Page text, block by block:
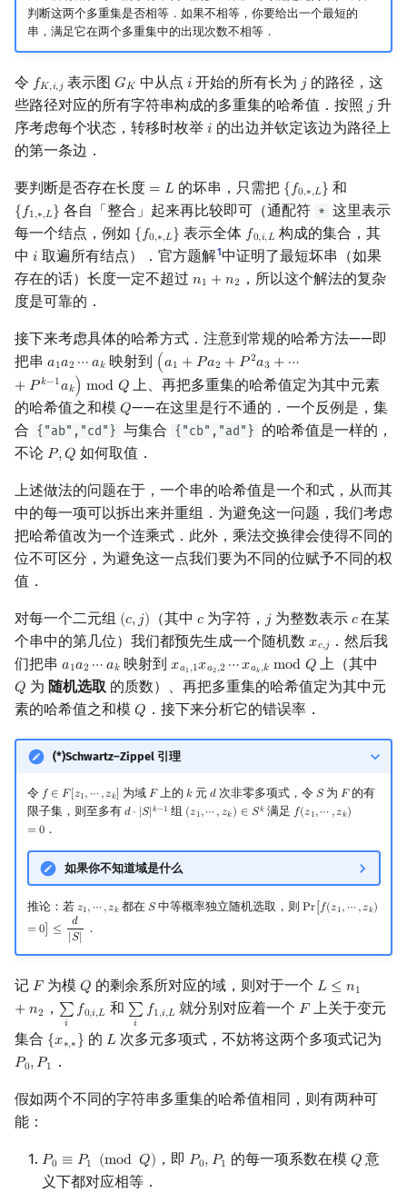
判断这两个多重集是否相等．如果不相等，你要给出一个最短的
串，满足它在两个多重集中的出现次数不相等．
令 𝑓𝐾,𝑖,𝑗
fK,i,j 表示图𝐺𝐾
GK 中从点 𝑖
i 开始的所有长为 𝑗
j 的路径，这
些路径对应的所有字符串构成的多重集的哈希值．按照 𝑗
j升
序考虑每个状态，转移时枚举 𝑖
i 的出边并钦定该边为路径上
的第一条边．
要判断是否存在长度 = 𝐿
=L 的坏串，只需把 {𝑓0,∗,𝐿}
{f0,∗,L} 和
{𝑓1,∗,𝐿}
{f1,∗,L} 各自「整合」起来再比较即可（通配符 * 这里表示
每一个结点，例如 {𝑓0,∗,𝐿}
{f0,∗,L} 表示全体 𝑓0,𝑖,𝐿
f0,i,L 构成的集合，其
中 𝑖
i 取遍所有结点）．官方题解1中证明了最短坏串（如果
存在的话）长度一定不超过 𝑛1 +𝑛2
n1 +n 2
，所以这个解法的复杂
度是可靠的．
接下来考虑具体的哈希方式．注意到常规的哈希方法——即
把串 𝑎1𝑎2 ⋯𝑎𝑘
a1a2 ⋯ ak 映射到 (𝑎1 +𝑃𝑎2 +𝑃 2𝑎3 + ⋯
+𝑃 𝑘−1𝑎𝑘) mod 𝑄
( a1+ Pa2+P 2a 3+⋯+ Pk −1
上、再把多重集的哈希值定为其中元素
的哈希值之和模 𝑄
Q——在这里是行不通的．一个反例是，集
合 {"ab","cd"} 与集合 {"cb","ad"} 的哈希值是一样的，
不论 𝑃,𝑄
P,Q 如何取值．
上述做法的问题在于，一个串的哈希值是一个和式，从而其
中的每一项可以拆出来并重组．为避免这一问题，我们考虑
把哈希值改为一个连乘式．此外，乘法交换律会使得不同的
位不可区分，为避免这一点我们要为不同的位赋予不同的权
值．
对每一个二元组 (𝑐,𝑗)
(c,j) （其中𝑐
c为字符， 𝑗
j为整数表示 𝑐
c在某
个串中的第几位）我们都预先生成一个随机数 𝑥𝑐,𝑗
xc,j ．然后我
们把串 𝑎1𝑎2 ⋯𝑎𝑘
a1a2 ⋯ ak 映射到𝑥𝑎1 ,1𝑥𝑎2,2 ⋯𝑥𝑎𝑘,𝑘 mod 𝑄
xa1,1xa2, 2⋯xak ,kmodQ上（其中
𝑄
Q 为 随机选取 的质数）、再把多重集的哈希值定为其中元
素的哈希值之和模 𝑄
Q ．接下来分析它的错误率．
(*)Schwartz–Zippel 引理
令 𝑓 ∈ 𝐹 [𝑧1,⋯ ,𝑧𝑘]
f∈F [z1,⋯ ,zk] 为域 𝐹
F 上的𝑘
k元 𝑑
d次非零多项式，令 𝑆
S为 𝐹
F 的有
限子集，则至多有 𝑑⋅ |𝑆|𝑘−1
d ⋅| S| k−1 组 (𝑧1,⋯ ,𝑧𝑘) ∈ 𝑆𝑘
(z1,⋯ ,zk)∈S k 满足 𝑓(𝑧1,⋯ ,𝑧𝑘)
= 0
f(z1,⋯, zk)=0
．
如果你不知道域是什么
推论：若 𝑧1,⋯ ,𝑧𝑘
z1, ⋯ ,zk 都在 𝑆
S中等概率独立随机选取，则Pr[𝑓(𝑧1,⋯ ,𝑧𝑘)
= 0] ≤
𝑑
|𝑆|
Pr[ f(z1,⋯,z k)=0
．
记 𝐹
F 为模𝑄
Q 的剩余系所对应的域，则对于一个 𝐿 ≤ 𝑛1
+𝑛2
L≤ n1 +n
， ∑
𝑖
𝑓0,𝑖,𝐿
∑if 0,i,L 和 ∑
𝑖
𝑓1,𝑖,𝐿
∑if 1,i,L 就分别对应着一个𝐹
F 上关于变元
集合 {𝑥∗,∗}
{x∗,∗ }的 𝐿
L次多元多项式，不妨将这两个多项式记为
𝑃0,𝑃1
P0,P1 ．
假如两个不同的字符串多重集的哈希值相同，则有两种可
能：
𝑃0 ≡ 𝑃1 (mod 𝑄)
P0 ≡P 1(modQ) ，即𝑃0,𝑃1
P0, P1 的每一项系数在模 𝑄
Q 意
义下都对应相等．